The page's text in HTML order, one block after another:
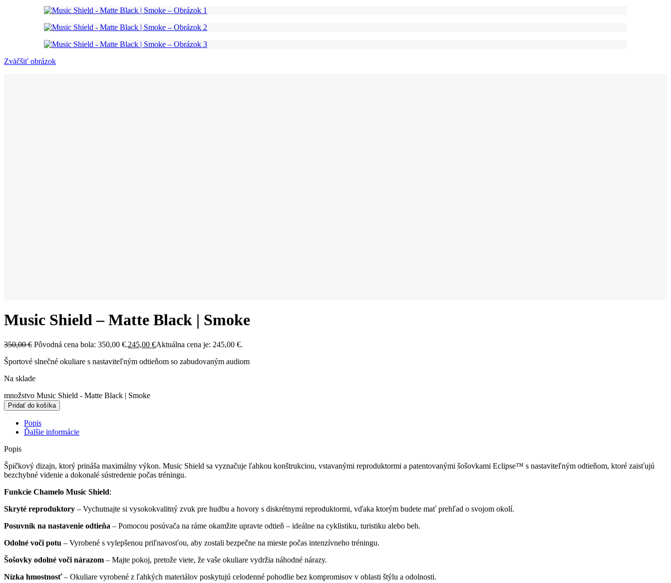
Zväčšiť obrázok
Music Shield – Matte Black | Smoke
350,00€ Pôvodná cena bola: 350,00 €.245,00 €Aktuálna cena je: 245,00 €.
Športové slnečné okuliare s nastaviteľným odtieňom so zabudovaným audiom
Na sklade
množstvo Music Shield - Matte Black | Smoke
Pridať do košíka
Popis
Ďalšie informácie
Popis
Špičkový dizajn, ktorý prináša maximálny výkon. Music Shield sa vyznačuje ľahkou konštrukciou, vstavanými reproduktormi a patentovanými šošovkami Eclipse™ s nastaviteľným odtieňom, ktoré zaisťujú
bezchybné videnie a dokonalé sústredenie počas tréningu.
Funkcie Chamelo Music Shield:
Skryté reproduktory – Vychutnajte si vysokokvalitný zvuk pre hudbu a hovory s diskrétnymi reproduktormi, vďaka ktorým budete mať prehľad o svojom okolí.
Posuvník na nastavenie odtieňa – Pomocou posúvača na ráme okamžite upravte odtieň – ideálne na cyklistiku, turistiku alebo beh.
Odolné voči potu – Vyrobené s vylepšenou priľnavosťou, aby zostali bezpečne na mieste počas intenzívneho tréningu.
Šošovky odolné voči nárazom – Majte pokoj, pretože viete, že vaše okuliare vydržia náhodné nárazy.
Nízka hmostnosť– Okuliare vyrobené z ľahkých materiálov poskytujú celodenné pohodlie bez kompromisov v oblasti štýlu a odolnosti.